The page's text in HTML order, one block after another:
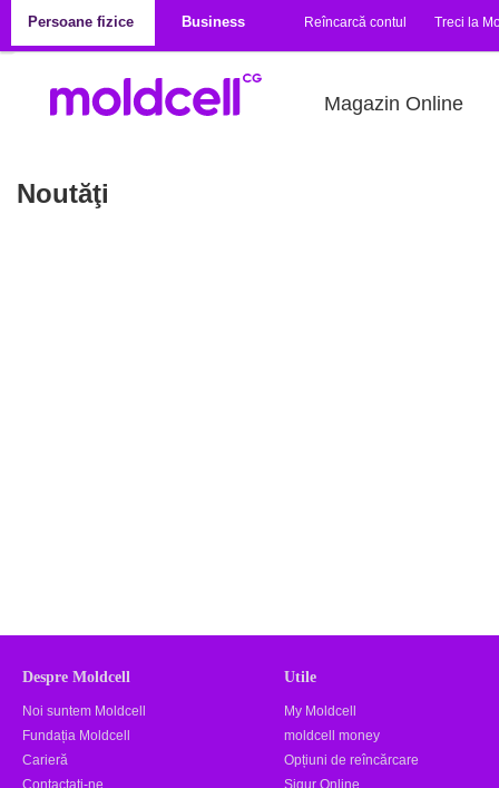
Persoane fizice
Business Reîncarcă contul Treci la
Magazin Online
Noutăţi
Despre Moldcell
Noi suntem Moldcell
Fundația Moldcell
Carieră
Contactaţi-ne
Utile
My Moldcell
moldcell money
Opțiuni de reîncărcare
Sigur Online